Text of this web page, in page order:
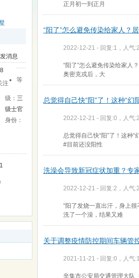
发消息
注
等
级：三
级士官
身份：
正月初一到正月
“阳了”怎么避免传染给家人？
2022-12-21 - 回复:1，人气
“阳了”怎么避免传染给家人
奥密克戎后，大
总觉得自己快“阳”了！这种“幻
2022-12-21 - 回复:0，人气
总觉得自己快“阳”了！这种
#目前还没阳性
洗澡会导致新冠症状加重？专
2022-12-21 - 回复:2，人气
“阳了发烧一直出汗，身上
洗了一个澡，结果又难
关于调整疫情防控期间车辆管
2021-11-21 - 回复:0，人气
辛集市公安局交通管理大队